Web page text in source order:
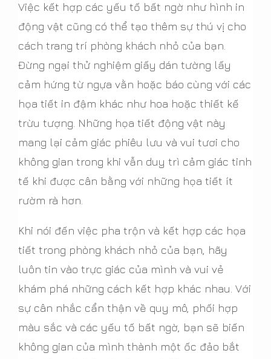
Việc kết hợp các yếu tố bất ngờ như hình in
động vật cũng có thể tạo thêm sự thú vị cho
cách trang trí phòng khách nhỏ của bạn.
Đừng ngại thử nghiệm giấy dán tường lấy
cảm hứng từ ngựa vằn hoặc báo cùng với các
họa tiết in đậm khác như hoa hoặc thiết kế
trừu tượng. Những họa tiết động vật này
mang lại cảm giác phiêu lưu và vui tươi cho
không gian trong khi vẫn duy trì cảm giác tinh
tế khi được cân bằng với những họa tiết ít
rườm rà hơn.
Khi nói đến việc pha trộn và kết hợp các họa
tiết trong phòng khách nhỏ của bạn, hãy
luôn tin vào trực giác của mình và vui vẻ
khám phá những cách kết hợp khác nhau. Với
sự cân nhắc cẩn thận về quy mô, phối hợp
màu sắc và các yếu tố bất ngờ, bạn sẽ biến
không gian của mình thành một ốc đảo bắt